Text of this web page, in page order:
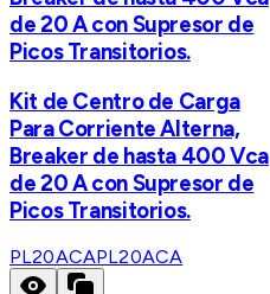
de 20 A con Supresor de
Picos Transitorios.
Kit de Centro de Carga
Para Corriente Alterna,
Breaker de hasta 400 Vca
de 20 A con Supresor de
Picos Transitorios.
PL20ACAPL20ACA